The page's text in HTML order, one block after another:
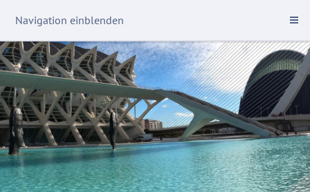
Navigation einblenden